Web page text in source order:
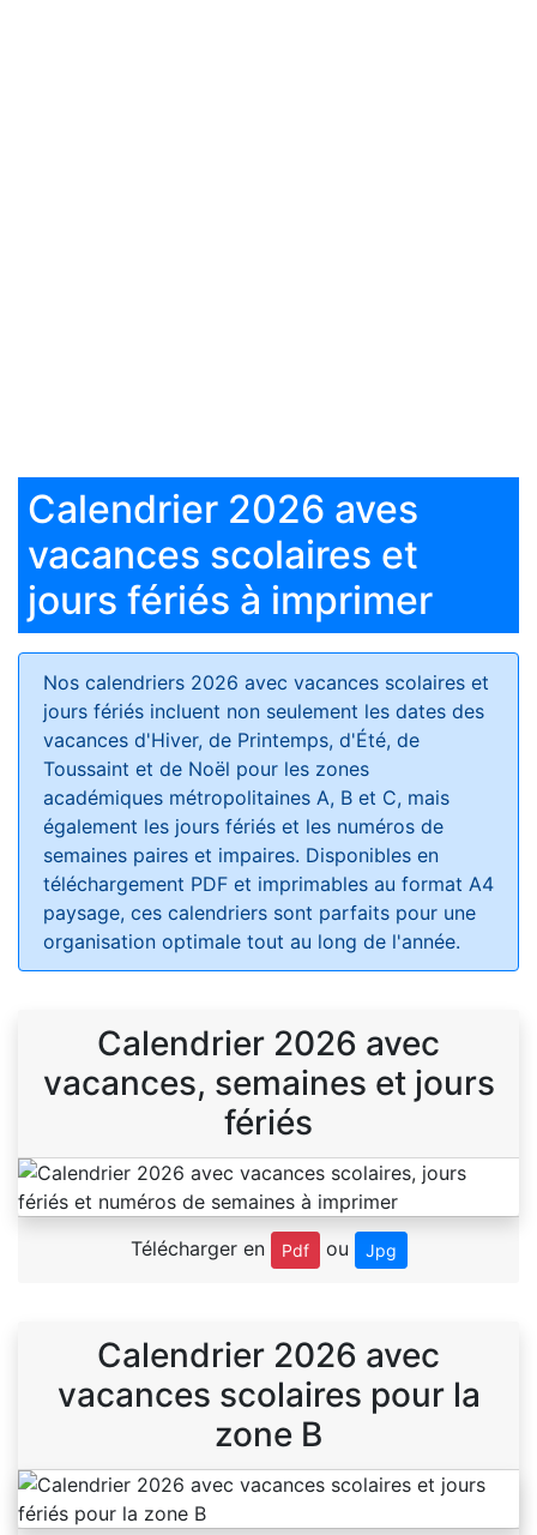
Calendrier 2026 aves
vacances scolaires et
jours fériés à imprimer
Nos calendriers 2026 avec vacances scolaires et
jours fériés incluent non seulement les dates des
vacances d'Hiver, de Printemps, d'Été, de
Toussaint et de Noël pour les zones
académiques métropolitaines A, B et C, mais
également les jours fériés et les numéros de
semaines paires et impaires. Disponibles en
téléchargement PDF et imprimables au format A4
paysage, ces calendriers sont parfaits pour une
organisation optimale tout au long de l'année.
Calendrier 2026 avec
vacances, semaines et jours
fériés
Télécharger en Pdf ou Jpg
Calendrier 2026 avec
vacances scolaires pour la
zone B